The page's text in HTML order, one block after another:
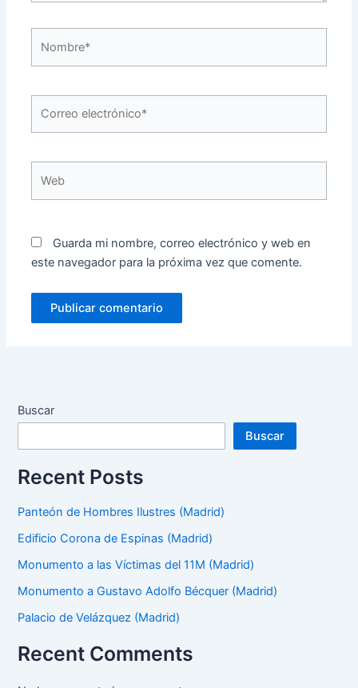
Guarda mi nombre, correo electrónico y web en
este navegador para la próxima vez que comente.
Buscar
Buscar
Recent Posts
Panteón de Hombres Ilustres (Madrid)
Edificio Corona de Espinas (Madrid)
Monumento a las Víctimas del 11M (Madrid)
Monumento a Gustavo Adolfo Bécquer (Madrid)
Palacio de Velázquez (Madrid)
Recent Comments